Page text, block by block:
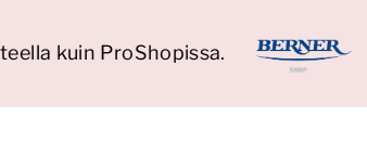
kuin ProShopissa.